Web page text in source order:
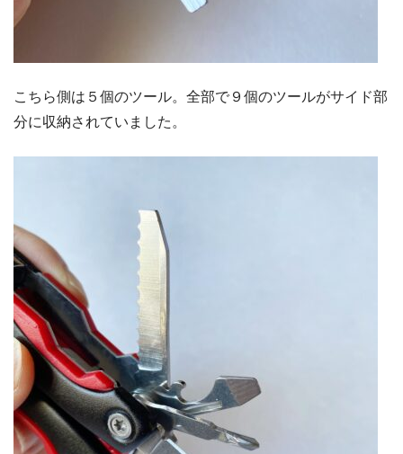
こちら側は５個のツール。全部で９個のツールがサイド部
分に収納されていました。